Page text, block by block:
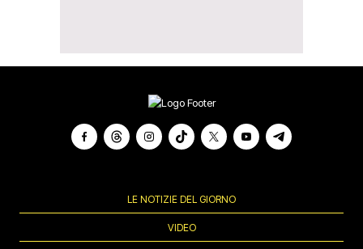
LE NOTIZIE DEL GIORNO
VIDEO